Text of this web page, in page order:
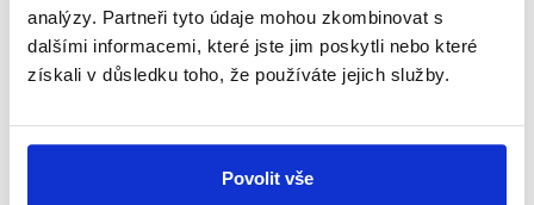
analýzy. Partneři tyto údaje mohou zkombinovat s
dalšími informacemi, které jste jim poskytli nebo které
získali v důsledku toho, že používáte jejich služby.
Povolit vše
Nenechte si ujít nejnovější události
z Demagog.cz. Sdílením našich